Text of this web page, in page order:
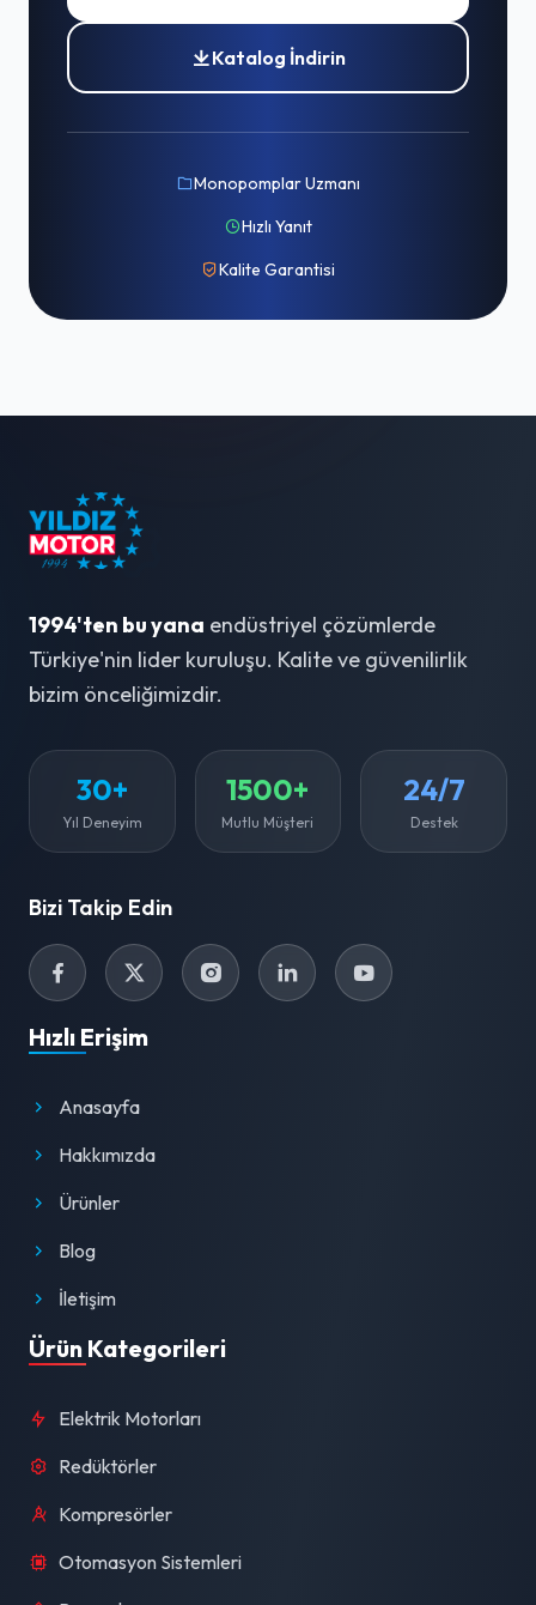
Katalog İndirin
Monopomplar Uzmanı
Hızlı Yanıt
Kalite Garantisi
1994'ten bu yana endüstriyel çözümlerde
Türkiye'nin lider kuruluşu. Kalite ve güvenilirlik
bizim önceliğimizdir.
30+
Yıl Deneyim
1500+
Mutlu Müşteri
24/7
Destek
Bizi Takip Edin
Hızlı Erişim
Anasayfa
Hakkımızda
Ürünler
Blog
İletişim
Ürün Kategorileri
Elektrik Motorları
Redüktörler
Kompresörler
Otomasyon Sistemleri